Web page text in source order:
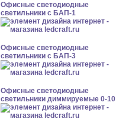
Офисные светодиодные
светильники с БАП-1
Офисные светодиодные
светильники с БАП-3
Офисные светодиодные
светильники диммируемые 0-10